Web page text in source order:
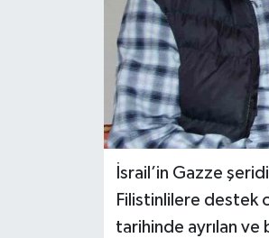
İsrail’in Gazze
Filistinlilere destek
tarihinde ayrılan ve